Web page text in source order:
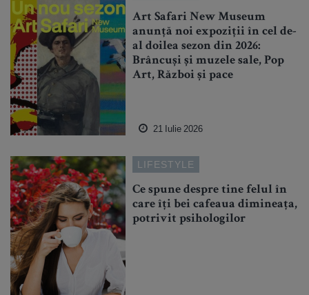
Art Safari New Museum
anunță noi expoziții în cel de-
al doilea sezon din 2026:
Brâncuși și muzele sale, Pop
Art, Război și pace
21 Iulie 2026
LIFESTYLE
Ce spune despre tine felul în
care îți bei cafeaua dimineața,
potrivit psihologilor